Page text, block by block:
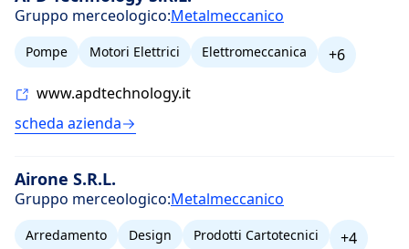
Gruppo merceologico:Metalmeccanico
Pompe Motori Elettrici Elettromeccanica
+6
www.apdtechnology.it
scheda azienda
Airone S.R.L.
Gruppo merceologico:Metalmeccanico
Arredamento Design Prodotti Cartotecnici
+4